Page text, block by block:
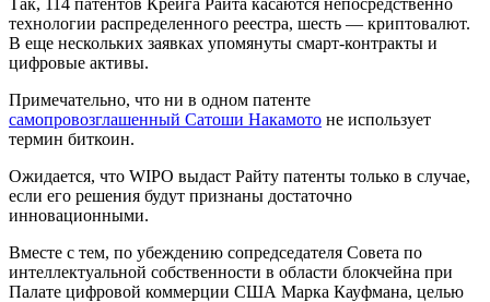
технологии распределенного реестра, шесть — криптовалют.
В еще нескольких заявках упомянуты смарт-контракты и
цифровые активы.
Примечательно, что ни в одном патенте
самопровозглашенный Сатоши Накамото не использует
термин биткоин.
Ожидается, что WIPO выдаст Райту патенты только в случае,
если его решения будут признаны достаточно
инновационными.
Вместе с тем, по убеждению сопредседателя Совета по
интеллектуальной собственности в области блокчейна при
Палате цифровой коммерции США Марка Кауфмана, целью